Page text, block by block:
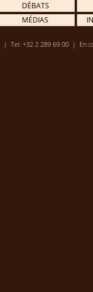
DÉBATS
MÉDIAS
| Tel: +32 2 289 69 00 | En